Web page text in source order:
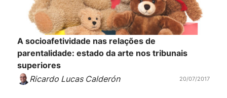
A socioafetividade nas relações de
parentalidade: estado da arte nos tribunais
superiores
Ricardo Lucas Calderón
20/07/2017